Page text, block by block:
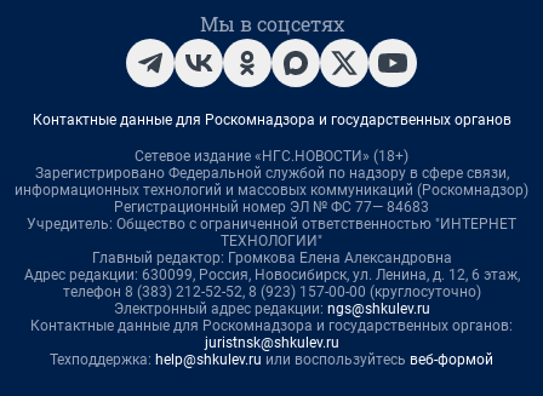
Мы в соцсетях
Контактные данные для Роскомнадзора и государственных органов
Сетевое издание «НГС.НОВОСТИ» (18+)
Зарегистрировано Федеральной службой по надзору в сфере связи,
информационных технологий и массовых коммуникаций (Роскомнадзор)
Регистрационный номер ЭЛ № ФС 77— 84683
Учредитель: Общество с ограниченной ответственностью "ИНТЕРНЕТ
ТЕХНОЛОГИИ"
Главный редактор: Громкова Елена Александровна
Адрес редакции: 630099, Россия, Новосибирск, ул. Ленина, д. 12, 6 этаж,
телефон 8 (383) 212-52-52, 8 (923) 157-00-00 (круглосуточно)
Электронный адрес редакции: ngs@shkulev.ru
Контактные данные для Роскомнадзора и государственных органов:
juristnsk@shkulev.ru
Техподдержка: help@shkulev.ru или воспользуйтесь веб-формой